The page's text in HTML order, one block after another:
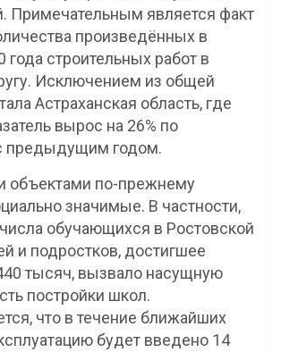
Примечательным является факт
произведённых в
года строительных работ в
Исключением из общей
Астраханская область, где
вырос на 26% по
предыдущим годом.
объектами по-прежнему
значимые. В частности,
обучающихся в Ростовской
и подростков, достигшее
тысяч, вызвало насущную
постройки школ.
что в течение ближайших
будет введено 14